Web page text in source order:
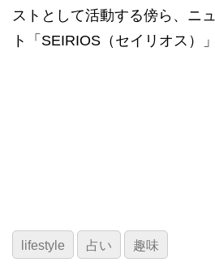
ストとして活動する傍ら、ニ
ト「SEIRIOS（セイリオス）
lifestyle 占い 趣味